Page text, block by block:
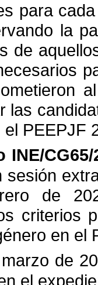
para cada
la
de
al
las
el PEEPJF
INE/CG65/
sesión
de
criterios
en el
marzo de
el